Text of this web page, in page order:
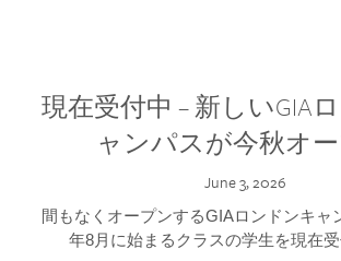
現在受付中 – 新しいGIA
ャンパスが今秋オ
June 3, 2026
間もなくオープンするGIAロンドンキャ
年8月に始まるクラスの学生を現在受